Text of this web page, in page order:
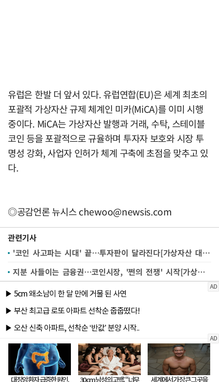
유럽은 한발 더 앞서 있다. 유럽연합(EU)은 세계 최초의
포괄적 가상자산 규제 체계인 미카(MiCA)를 이미 시행
중이다. MiCA는 가상자산 발행과 거래, 수탁, 스테이블
코인 등을 포괄적으로 규율하며 투자자 보호와 시장 투
명성 강화, 사업자 인허가 체계 구축에 초점을 맞추고 있
다.
◎공감언론 뉴시스chewoo@newsis.com
관련기사
'코인 사고파는 시대' 끝…투자판이 달라진다[가상자산 대전환②]
지분 사들이는 금융권…코인시장, '쩐의 전쟁' 시작[가상자산 대전환①]